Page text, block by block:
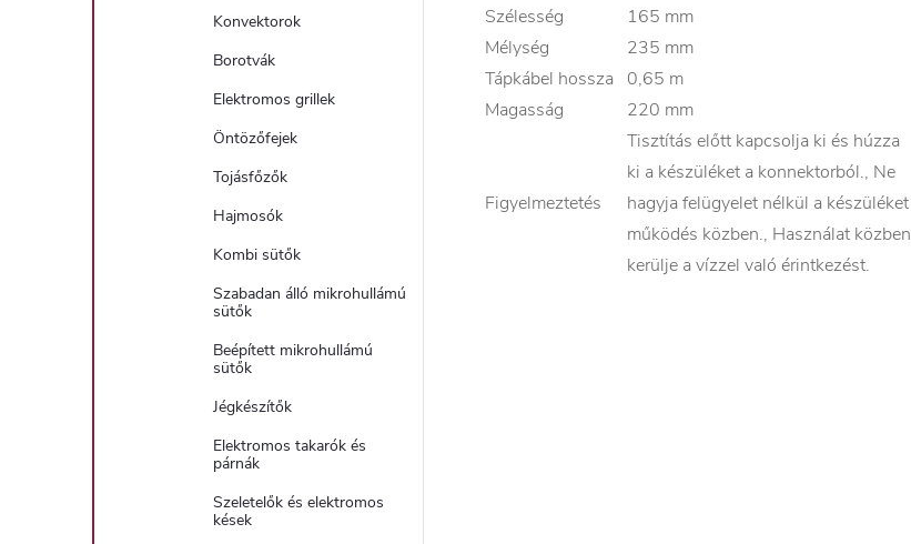
Konvektorok
Borotvák
Elektromos grillek
Öntözőfejek
Tojásfőzők
Hajmosók
Kombi sütők
Szabadan álló mikrohullámú
sütők
Beépített mikrohullámú
sütők
Jégkészítők
Elektromos takarók és
párnák
Szeletelők és elektromos
kések
Szélesség
165 mm
Mélység
235 mm
Tápkábel hossza 0,65 m
Magasság
220 mm
Figyelmeztetés
Tisztítás előtt kapcsolja ki és húzza
ki a készüléket a konnektorból., Ne
hagyja felügyelet nélkül a készüléket
működés közben., Használat közben
kerülje a vízzel való érintkezést.